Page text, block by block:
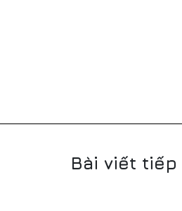
Bài viết